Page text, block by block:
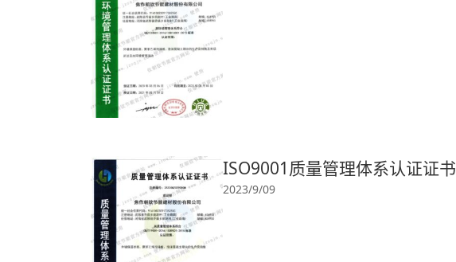
ISO9001质量管理体系认证证书
2023/9/09